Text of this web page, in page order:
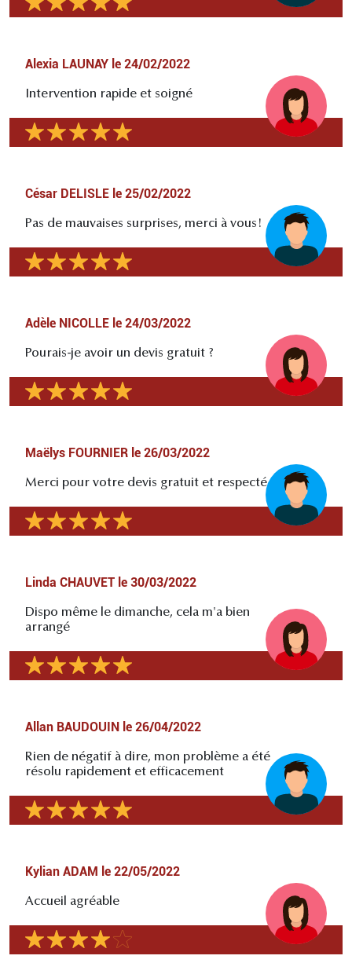
Alexia LAUNAY le 24/02/2022
Intervention rapide et soigné
César DELISLE le 25/02/2022
Pas de mauvaises surprises, merci à vous!
Adèle NICOLLE le 24/03/2022
Pourais-je avoir un devis gratuit ?
Maëlys FOURNIER le 26/03/2022
Merci pour votre devis gratuit et respecté
Linda CHAUVET le 30/03/2022
Dispo même le dimanche, cela m'a bien
arrangé
Allan BAUDOUIN le 26/04/2022
Rien de négatif à dire, mon problème a été
résolu rapidement et efficacement
Kylian ADAM le 22/05/2022
Accueil agréable